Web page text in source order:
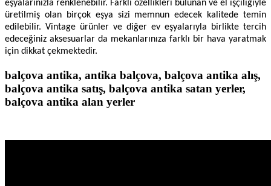
eşyalarınızla renklenebilir. Farklı özellikleri bulunan ve el işçiliğiyle
üretilmiş olan birçok eşya sizi memnun edecek kalitede temin
edilebilir. Vintage ürünler ve diğer ev eşyalarıyla birlikte tercih
edeceğiniz aksesuarlar da mekanlarınıza farklı bir hava yaratmak
için dikkat çekmektedir.
balçova antika, antika balçova, balçova antika alış,
balçova antika satış, balçova antika satan yerler,
balçova antika alan yerler